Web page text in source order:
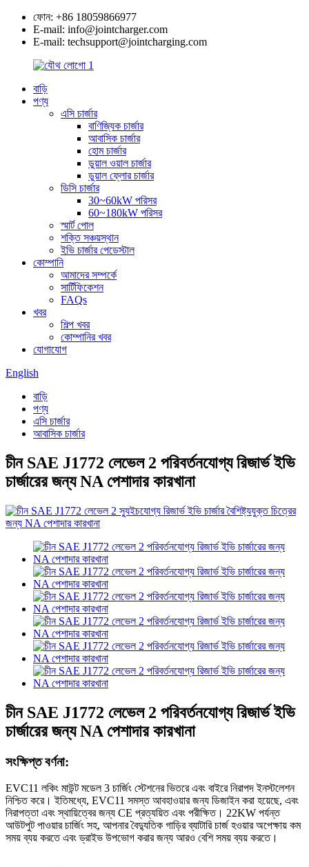
ফোন: +86 18059866977
E-mail: info@jointcharger.com
E-mail: techsupport@jointcharging.com
বাড়ি
পণ্য
এসি চার্জার
বাণিজ্যিক চার্জার
আবাসিক চার্জার
হোম চার্জার
ডুয়াল ওয়াল চার্জার
ডুয়াল ফ্লোর চার্জার
ডিসি চার্জার
30~60kW পরিসর
60~180kW পরিসর
স্মার্ট পোল
শক্তি সঞ্চয়স্থান
ইভি চার্জার পেডেস্টাল
কোম্পানি
আমাদের সম্পর্কে
সার্টিফিকেশন
FAQs
খবর
শিল্প খবর
কোম্পানির খবর
যোগাযোগ
English
বাড়ি
পণ্য
এসি চার্জার
আবাসিক চার্জার
চীন SAE J1772 লেভেল 2 পরিবর্তনযোগ্য রিজার্ভ ইভি
চার্জারের জন্য NA পেশাদার কারখানা
চীন SAE J1772 লেভেল 2 পরিবর্তনযোগ্য রিজার্ভ ইভি
চার্জারের জন্য NA পেশাদার কারখানা
সংক্ষিপ্ত বর্ণনা:
EVC11 লকিং মাউন্ট মডেল 3 চার্জিং স্টেশনের ভিতরে এবং বাইরে নিরাপদ ইনস্টলেশন
নিশ্চিত করে। ইতিমধ্যে, EVC11 সমস্ত আবহাওয়ার জন্য ডিজাইন করা হয়েছে, এবং
নিরাপত্তা এবং স্থায়িত্বের জন্য CE প্রত্যয়িত এবং পরীক্ষিত। 22KW পর্যন্ত
আউটপুট পাওয়ার চার্জিং সহ, আপনার বৈদ্যুতিক গাড়ির ব্যাটারি চার্জ হওয়ার অপেক্ষায় কম
সময় ব্যয় করতে এবং ড্রাইভ উপভোগ করার জন্য আরও বেশি সময় ব্যয় করতে।